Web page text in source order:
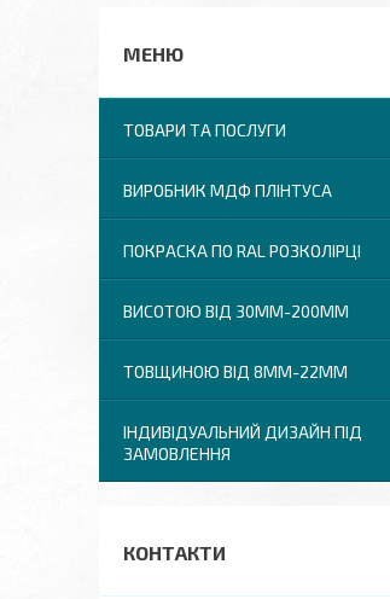
ТОВАРИ ТА ПОСЛУГИ
ВИРОБНИК МДФ ПЛІНТУСА
ПОКРАСКА ПО RAL РОЗКОЛІРЦІ
ВИСОТОЮ ВІД 30ММ-200ММ
ТОВЩИНОЮ ВІД 8ММ-22ММ
ІНДИВІДУАЛЬНИЙ ДИЗАЙН ПІД
ЗАМОВЛЕННЯ
КОНТАКТИ